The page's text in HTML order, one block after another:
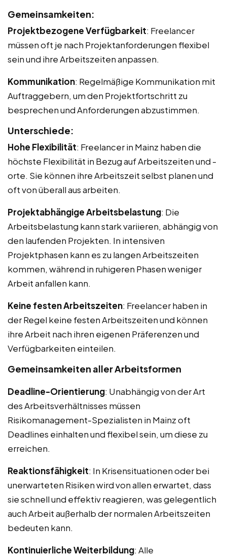
Gemeinsamkeiten:
Projektbezogene Verfügbarkeit: Freelancer
müssen oft je nach Projektanforderungen flexibel
sein und ihre Arbeitszeiten anpassen.
Kommunikation: Regelmäßige Kommunikation mit
Auftraggebern, um den Projektfortschritt zu
besprechen und Anforderungen abzustimmen.
Unterschiede:
Hohe Flexibilität: Freelancer in Mainz haben die
höchste Flexibilität in Bezug auf Arbeitszeiten und -
orte. Sie können ihre Arbeitszeit selbst planen und
oft von überall aus arbeiten.
Projektabhängige Arbeitsbelastung: Die
Arbeitsbelastung kann stark variieren, abhängig von
den laufenden Projekten. In intensiven
Projektphasen kann es zu langen Arbeitszeiten
kommen, während in ruhigeren Phasen weniger
Arbeit anfallen kann.
Keine festen Arbeitszeiten: Freelancer haben in
der Regel keine festen Arbeitszeiten und können
ihre Arbeit nach ihren eigenen Präferenzen und
Verfügbarkeiten einteilen.
Gemeinsamkeiten aller Arbeitsformen
Deadline-Orientierung: Unabhängig von der Art
des Arbeitsverhältnisses müssen
Risikomanagement-Spezialisten in Mainz oft
Deadlines einhalten und flexibel sein, um diese zu
erreichen.
Reaktionsfähigkeit: In Krisensituationen oder bei
unerwarteten Risiken wird von allen erwartet, dass
sie schnell und effektiv reagieren, was gelegentlich
auch Arbeit außerhalb der normalen Arbeitszeiten
bedeuten kann.
Kontinuierliche Weiterbildung: Alle